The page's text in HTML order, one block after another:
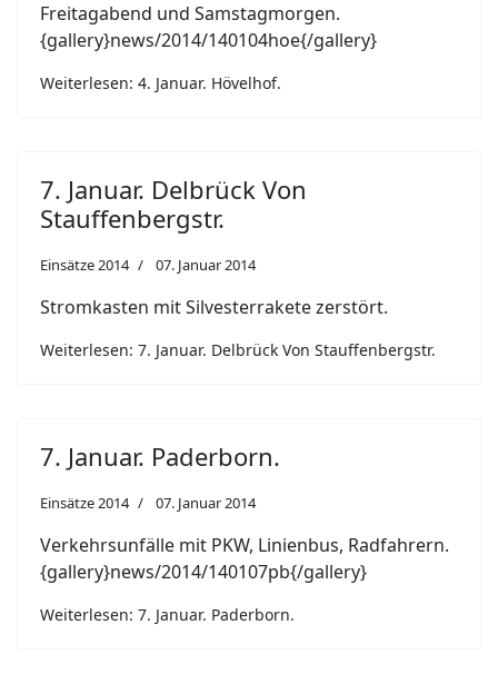
Freitagabend und Samstagmorgen.
{gallery}news/2014/140104hoe{/gallery}
Weiterlesen: 4. Januar. Hövelhof.
7. Januar. Delbrück Von
Stauffenbergstr.
Einsätze 2014 07. Januar 2014
Stromkasten mit Silvesterrakete zerstört.
Weiterlesen: 7. Januar. Delbrück Von Stauffenbergstr.
7. Januar. Paderborn.
Einsätze 2014 07. Januar 2014
Verkehrsunfälle mit PKW, Linienbus, Radfahrern.
{gallery}news/2014/140107pb{/gallery}
Weiterlesen: 7. Januar. Paderborn.